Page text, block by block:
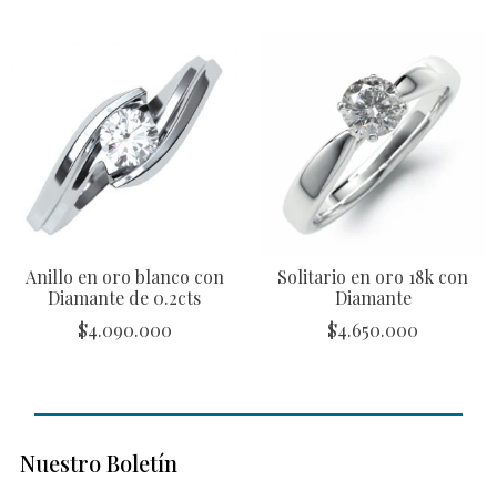
Anillo en oro blanco con
Diamante de 0.2cts
$4.090.000
Solitario en oro 18k con
Diamante
$4.650.000
Nuestro Boletín